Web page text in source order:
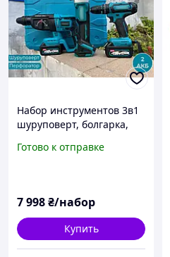
Набор инструментов 3в1
шуруповерт, болгарка,
Аккумуляторная УШМ,
Готово к отправке
7 998₴/набор
Купить